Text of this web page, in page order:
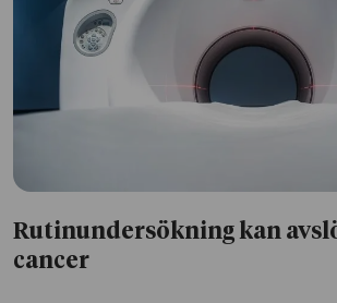
Rutinundersökning kan
cancer